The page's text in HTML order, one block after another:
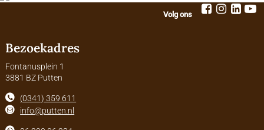
Volg ons
Bezoekadres
Fontanusplein 1
3881 BZ Putten
(0341) 359 611
info@putten.nl